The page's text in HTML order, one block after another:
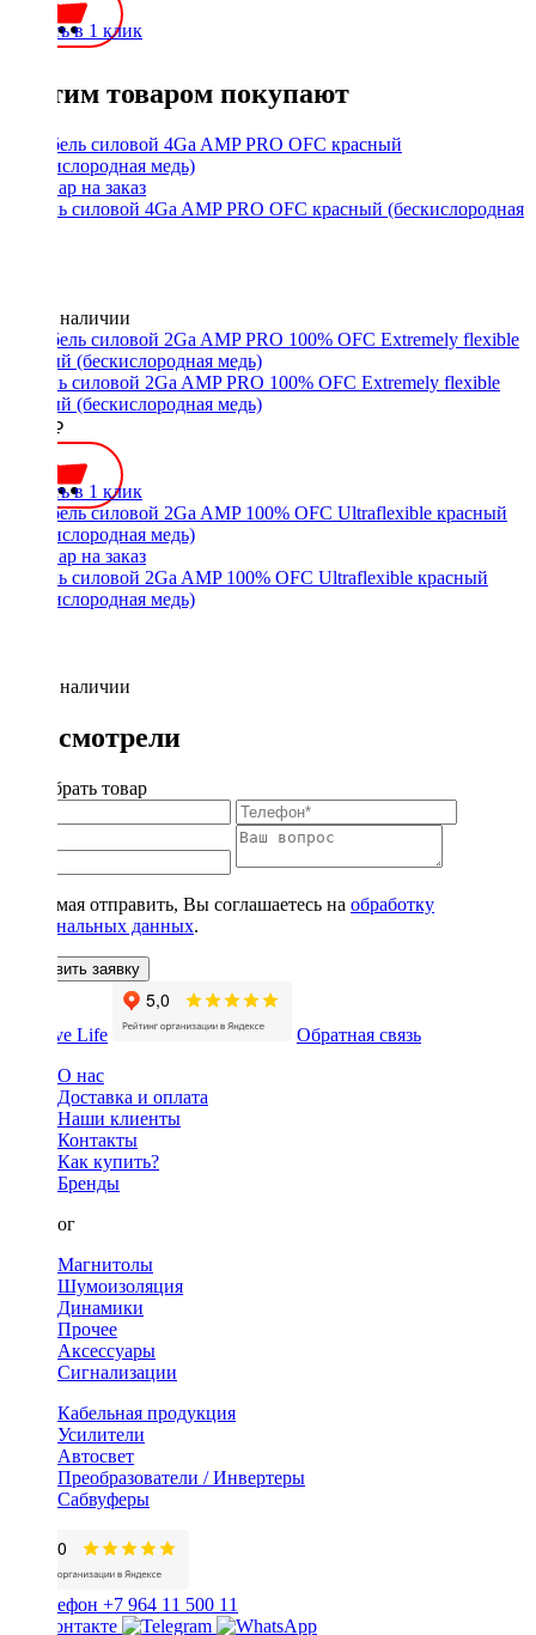
Купить в 1 клик
С этим товаром покупают
Кабель силовой 4Ga AMP PRO OFC красный (бескислородная
Нет в наличии
Кабель силовой 2Ga AMP PRO 100% OFC Extremely flexible
черный (бескислородная медь)
1300 ₽
Купить в 1 клик
Кабель силовой 2Ga AMP 100% OFC Ultraflexible красный
(бескислородная медь)
Нет в наличии
Вы смотрели
Подобрать товар
Нажимая отправить, Вы соглашаетесь на обработку
персональных данных.
Оставить заявку
Обратная связь
О нас
Доставка и оплата
Наши клиенты
Контакты
Как купить?
Бренды
Каталог
Магнитолы
Шумоизоляция
Динамики
Прочее
Аксессуары
Сигнализации
Кабельная продукция
Усилители
Автосвет
Преобразователи / Инвертеры
Сабвуферы
+7 964 11 500 11